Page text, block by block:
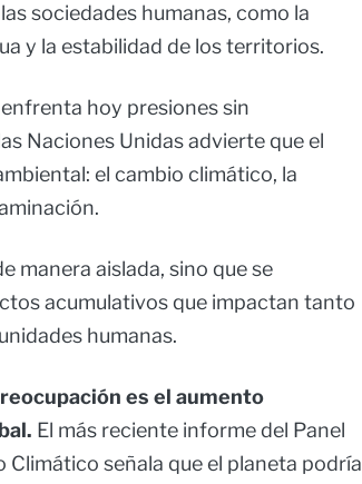
sociedades humanas, como la
y la estabilidad de los territorios.
hoy presiones sin
Naciones Unidas advierte que el
el cambio climático, la
manera aislada, sino que se
acumulativos que impactan tanto
humanas.
es el aumento
El más reciente informe del Panel
señala que el planeta podría